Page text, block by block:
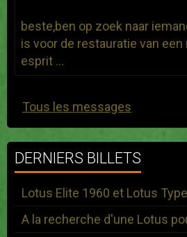
beste,ben op zoek naar
is voor de restauratie van
esprit ...
Tous les messages
DERNIERS BILLETS
Lotus Elite 1960 et Lotus
A la recherche d'une Lotus